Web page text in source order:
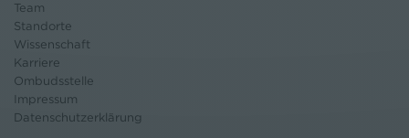
Team
Standorte
Wissenschaft
Karriere
Ombudsstelle
Impressum
Datenschutzerklärung